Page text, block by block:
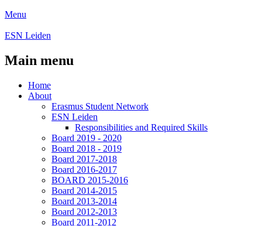
Menu
ESN Leiden
Main menu
Home
About
Erasmus Student Network
ESN Leiden
Responsibilities and Required Skills
Board 2019 - 2020
Board 2018 - 2019
Board 2017-2018
Board 2016-2017
BOARD 2015-2016
Board 2014-2015
Board 2013-2014
Board 2012-2013
Board 2011-2012